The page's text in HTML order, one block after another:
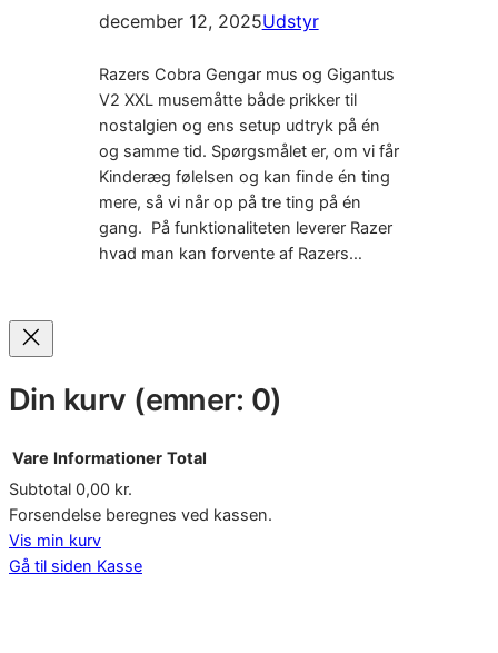
december 12, 2025Udstyr
Razers Cobra Gengar mus og Gigantus
V2 XXL musemåtte både prikker til
nostalgien og ens setup udtryk på én
og samme tid. Spørgsmålet er, om vi får
Kinderæg følelsen og kan finde én ting
mere, så vi når op på tre ting på én
gang. På funktionaliteten leverer Razer
hvad man kan forvente af Razers…
Din kurv (emner: 0)
Varer
i
indkøbskurv
Vare Informationer Total
Subtotal 0,00 kr.
Forsendelse beregnes ved kassen.
Vis min kurv
Gå til siden Kasse